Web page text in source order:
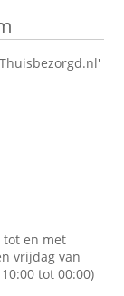
tot en met
vrijdag van
tot 00:00)